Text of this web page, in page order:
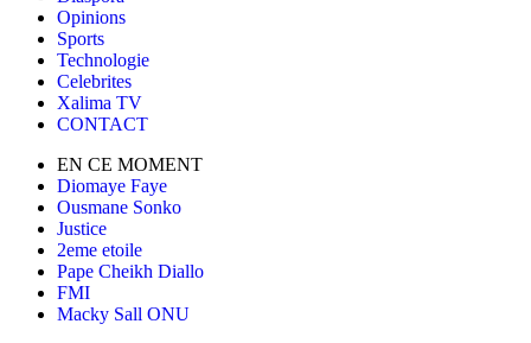
Opinions
Sports
Technologie
Celebrites
Xalima TV
CONTACT
EN CE MOMENT
Diomaye Faye
Ousmane Sonko
Justice
2eme etoile
Pape Cheikh Diallo
FMI
Macky Sall ONU